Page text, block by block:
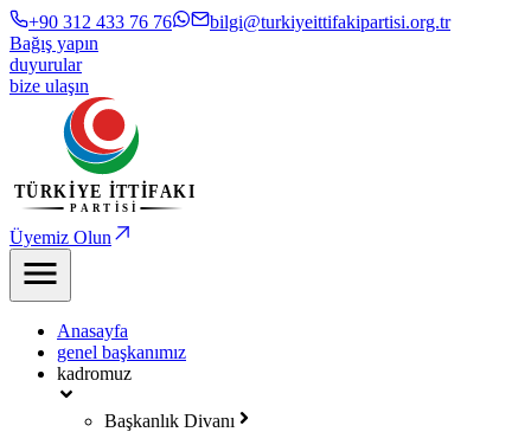
+90 312 433 76 76
bilgi@turkiyeittifakipartisi.org.tr
Bağış yapın
duyurular
bize ulaşın
Üyemiz Olun
Anasayfa
genel başkanımız
kadromuz
Başkanlık Divanı